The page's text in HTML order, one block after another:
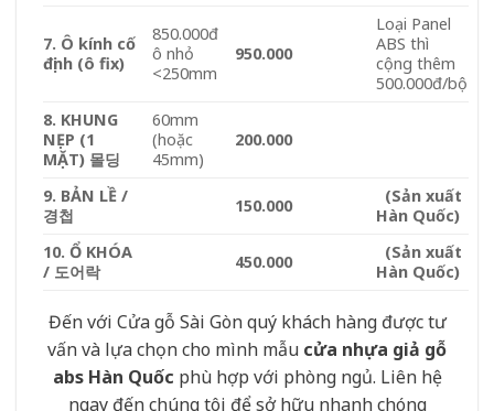
7. Ô kính cố
định (ô fix)
850.000đ
ô nhỏ
<250mm
950.000
Loại Panel
ABS thì
cộng thêm
500.000đ/bộ
8. KHUNG
NẸP (1
MẶT) 몰딩
60mm
(hoặc
45mm)
200.000
9. BẢN LỀ /
경첩
150.000
(Sản xuất
Hàn Quốc)
10. Ổ KHÓA
/ 도어락
450.000
(Sản xuất
Hàn Quốc)
Đến với Cửa gỗ Sài Gòn quý khách hàng được tư
vấn và lựa chọn cho mình mẫu cửa nhựa giả gỗ
abs Hàn Quốc phù hợp với phòng ngủ. Liên hệ
ngay đến chúng tôi để sở hữu nhanh chóng